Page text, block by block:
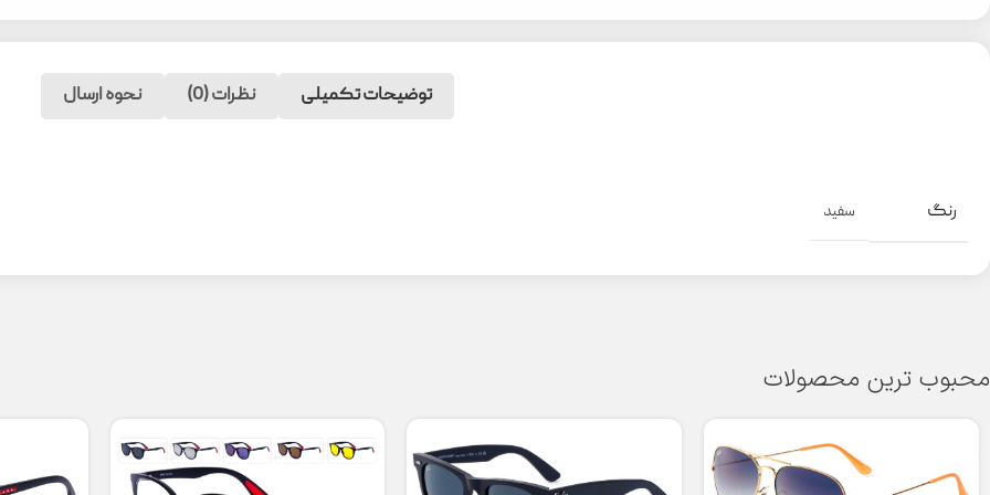
توضیحات تکمیلی نظرات (0) نحوه ارسال
رنگ سفید
محبوب ترین محصولات